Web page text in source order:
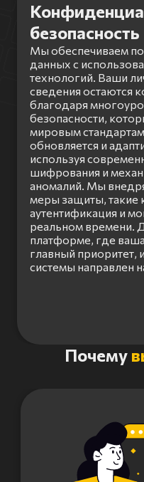
безопасность
Мы обеспечиваем
данных с
технологий. Ваши
сведения остаются
благодаря
безопасности,
мировым
обновляется и
используя
шифрования и
аномалий. Мы
меры защиты, такие
аутентификация и
реальном времени.
платформе, где
главный приоритет,
системы направлен
Почему